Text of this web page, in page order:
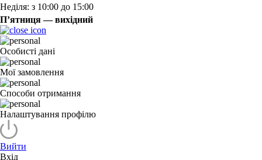
Неділя: з 10:00 до 15:00
П’ятниця — вихідний
Особисті дані
Мої замовлення
Способи отримання
Налаштування профілю
Вийти
Вхід